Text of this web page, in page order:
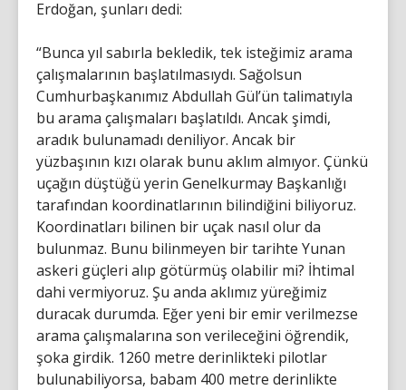
Erdoğan, şunları dedi:
“Bunca yıl sabırla bekledik, tek isteğimiz arama
çalışmalarının başlatılmasıydı. Sağolsun
Cumhurbaşkanımız Abdullah Gül’ün talimatıyla
bu arama çalışmaları başlatıldı. Ancak şimdi,
aradık bulunamadı deniliyor. Ancak bir
yüzbaşının kızı olarak bunu aklım almıyor. Çünkü
uçağın düştüğü yerin Genelkurmay Başkanlığı
tarafından koordinatlarının bilindiğini biliyoruz.
Koordinatları bilinen bir uçak nasıl olur da
bulunmaz. Bunu bilinmeyen bir tarihte Yunan
askeri güçleri alıp götürmüş olabilir mi? İhtimal
dahi vermiyoruz. Şu anda aklımız yüreğimiz
duracak durumda. Eğer yeni bir emir verilmezse
arama çalışmalarına son verileceğini öğrendik,
şoka girdik. 1260 metre derinlikteki pilotlar
bulunabiliyorsa, babam 400 metre derinlikte